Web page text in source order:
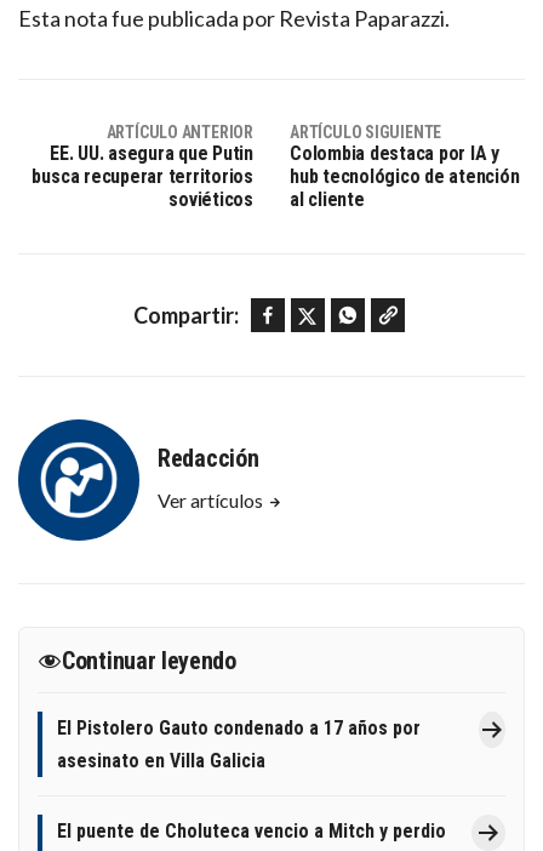
Esta nota fue publicada por Revista Paparazzi.
ARTÍCULO ANTERIOR
EE. UU. asegura que Putin
busca recuperar territorios
soviéticos
ARTÍCULO SIGUIENTE
Colombia destaca por IA y
hub tecnológico de atención
al cliente
Compartir: Facebook Twitter WhatsApp Copy link
Redacción
Ver artículos
Continuar leyendo
El Pistolero Gauto condenado a 17 años por
asesinato en Villa Galicia
El puente de Choluteca vencio a Mitch y perdio